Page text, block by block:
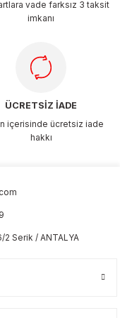
vade farksız 3 taksit
imkanı
ÜCRETSİZ İADE
içerisinde ücretsiz iade
hakkı
Serik / ANTALYA